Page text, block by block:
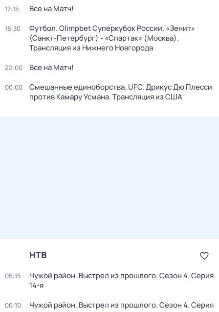
17:15 Все на Матч!
18:30
Футбол. Olimpbet Суперкубок России. «Зенит»
(Санкт-Петербург) - «Спартак» (Москва).
Трансляция из Нижнего Новгорода
22:00 Все на Матч!
00:00
Смешанные единоборства. UFC. Дрикус Дю Плесси
против Камару Усмана. Трансляция из США
НТВ
05:15 Чужой район. Выстрел из прошлого. Сезон 4. Серия
14-я
06:10 Чужой район. Выстрел из прошлого. Сезон 4. Серия